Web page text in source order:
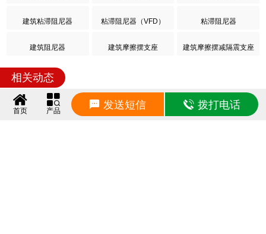
支座价格
LNR700厂家
相关产品
首页 产品 发送短信 拨打电话